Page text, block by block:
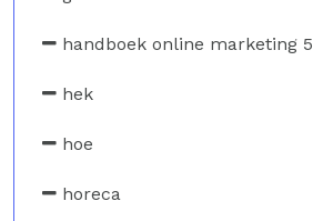
handboek online marketing 5
hek
hoe
horeca